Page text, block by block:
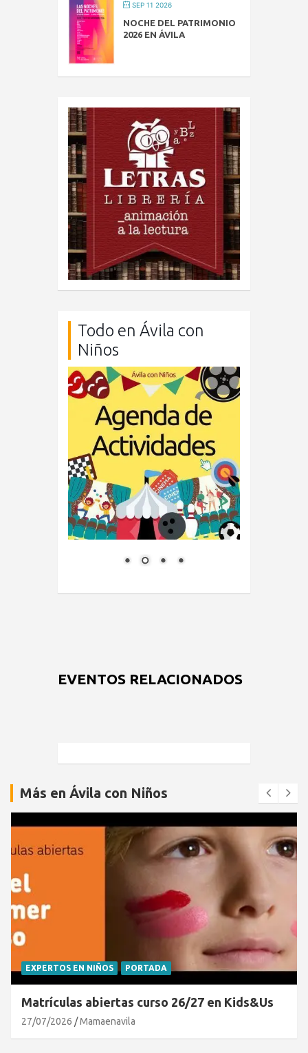
SEP 11 2026
NOCHE DEL PATRIMONIO
2026 EN ÁVILA
Todo en Ávila con
Niños
EVENTOS RELACIONADOS
Más en Ávila con Niños
EXPERTOS EN NIÑOS PORTADA
Matrículas abiertas curso 26/27 en Kids&Us
27/07/2026 Mamaenavila